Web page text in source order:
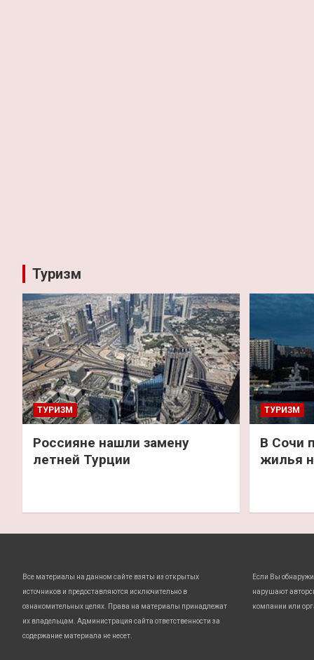
Туризм
ТУРИЗМ
Россияне нашли замену
летней Турции
ТУРИЗМ
В Сочи
жилья
Все материалы на данном сайте взяты из открытых
источников и предоставляются исключительно в
ознакомительных целях. Права на материалы принадлежат
их владельцам. Администрация сайта ответственности за
содержание материала не несет.
Если Вы
нарушают
компании или